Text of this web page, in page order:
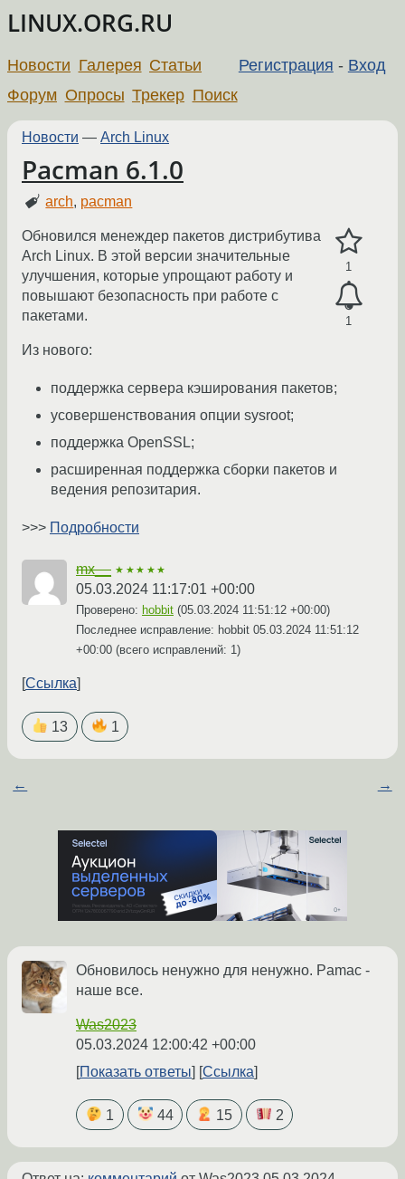
LINUX.ORG.RU
Регистрация - Вход
Новости Галерея Статьи
Форум Опросы Трекер Поиск
Новости — Arch Linux
Pacman 6.1.0
arch, pacman
1
1
Обновился менеждер пакетов дистрибутива
Arch Linux. В этой версии значительные
улучшения, которые упрощают работу и
повышают безопасность при работе с
пакетами.
Из нового:
поддержка сервера кэширования пакетов;
усовершенствования опции sysroot;
поддержка OpenSSL;
расширенная поддержка сборки пакетов и
ведения репозитария.
>>> Подробности
mx__ ★★★★★
05.03.2024 11:17:01 +00:00
Проверено: hobbit (05.03.2024 11:51:12 +00:00)
Последнее исправление: hobbit 05.03.2024 11:51:12
+00:00 (всего исправлений: 1)
Ссылка
13 1
← →
Обновилось ненужно для ненужно. Pamac -
наше все.
Was2023
05.03.2024 12:00:42 +00:00
Показать ответы
Ссылка
1 44 15 2